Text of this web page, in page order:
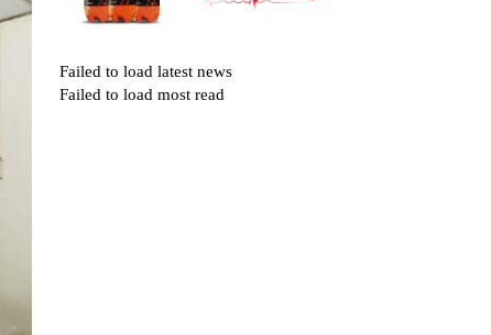
Failed to load latest news
Failed to load most read